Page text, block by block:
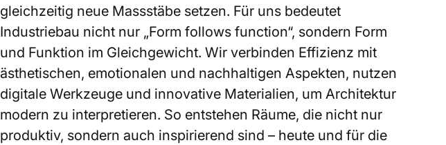
gleichzeitig neue Massstäbe setzen. Für uns bedeutet
Industriebau nicht nur „Form follows function“, sondern Form
und Funktion im Gleichgewicht. Wir verbinden Effizienz mit
ästhetischen, emotionalen und nachhaltigen Aspekten, nutzen
digitale Werkzeuge und innovative Materialien, um Architektur
modern zu interpretieren. So entstehen Räume, die nicht nur
produktiv, sondern auch inspirierend sind – heute und für die